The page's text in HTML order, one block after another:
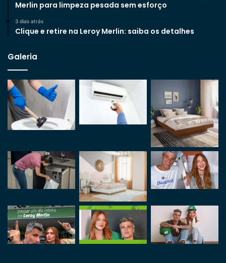
Merlin para limpeza pesada sem esforço
3 dias atrás
Clique e retire na Leroy Merlin: saiba os detalhes
Galeria